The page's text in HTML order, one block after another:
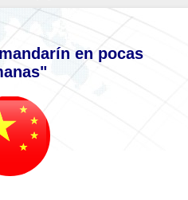
en pocas